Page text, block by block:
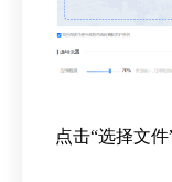
点击“选择文